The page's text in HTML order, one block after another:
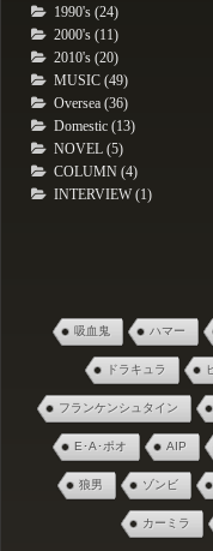
1990's (24)
2000's (11)
2010's (20)
MUSIC (49)
Oversea (36)
Domestic (13)
NOVEL (5)
COLUMN (4)
INTERVIEW (1)
吸血鬼 ハマー
ドラキュラ
フランケンシュタイン
E･A･ポオ AIP
狼男 ゾンビ
カーミラ